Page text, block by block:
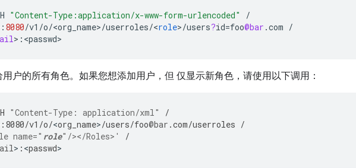
H "Content-Type:application/x-www-form-urlencoded"
/
: 8080/v1 /o/<org_name>/userroles/<role>/users?id=foo@bar .com /
> : <passwd>
户的所有角色。如果您想添加用户，但 仅显示新角色，请使用以下调用：
H "Content-Type: application/xml"
/
: 8080/v1 /o/<org_name>/users/foo@bar .com/userroles /
name=" role"/></Roles>'
/
> : <passwd>